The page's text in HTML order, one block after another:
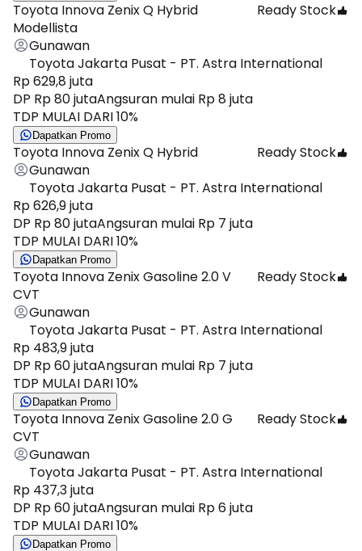
Toyota Innova Zenix Q Hybrid
Modellista
Ready Stock
Gunawan
Toyota Jakarta Pusat - PT. Astra International
Rp 629,8 juta
DP Rp 80 jutaAngsuran mulai Rp 8 juta
TDP MULAI DARI 10%
Dapatkan Promo
Toyota Innova Zenix Q Hybrid
Ready Stock
Gunawan
Toyota Jakarta Pusat - PT. Astra International
Rp 626,9 juta
DP Rp 80 jutaAngsuran mulai Rp 7 juta
TDP MULAI DARI 10%
Dapatkan Promo
Toyota Innova Zenix Gasoline 2.0 V
CVT
Ready Stock
Gunawan
Toyota Jakarta Pusat - PT. Astra International
Rp 483,9 juta
DP Rp 60 jutaAngsuran mulai Rp 7 juta
TDP MULAI DARI 10%
Dapatkan Promo
Toyota Innova Zenix Gasoline 2.0 G
CVT
Ready Stock
Gunawan
Toyota Jakarta Pusat - PT. Astra International
Rp 437,3 juta
DP Rp 60 jutaAngsuran mulai Rp 6 juta
TDP MULAI DARI 10%
Dapatkan Promo